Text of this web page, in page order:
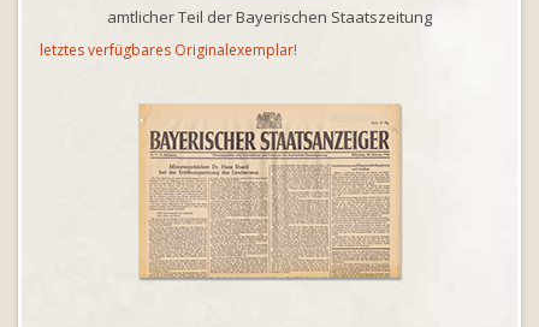
amtlicher Teil der Bayerischen Staatszeitung
letztes verfügbares Originalexemplar!